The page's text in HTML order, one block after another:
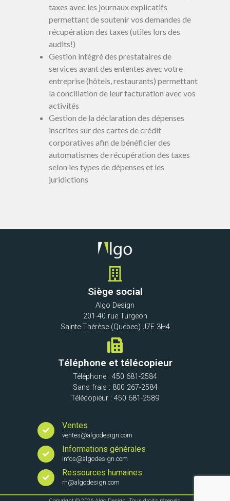
taxes avec les journaux explicatifs
permettant de soutenir vos demandes de
récupération des taxes (utiles lors des
audits!)
Gestion intégré des prestataires de
services ayant des ententes avec votre
entreprise (hôtels, restaurants) permettant
la conciliation de leur facturation avec vos
activités
Gestion de la déclaration des dépenses
inscrites sur des cartes de crédit
corporatives afin de bénéficier des
automatismes de récupération des taxes
selon les types de dépenses et les
juridictions
Siège social
Algo Design
201-40 rue Turgeon
Sainte-Thérèse (Québec) J7E 3H4
Téléphone et télécopieur
Téléphone : 450 681-2584
Sans frais : 800 267-2584
Télécopieur : 450 681-2589
Ventes
ventes@algodesign.com
Informations générales
infos@algodesign.com
Ressources humaines
rh@algodesign.com